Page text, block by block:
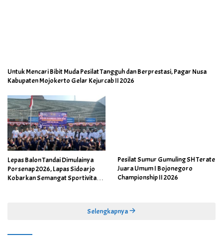
Untuk Mencari Bibit Muda Pesilat Tangguh dan Berprestasi, Pagar Nusa
Kabupaten Mojokerto Gelar Kejurcab II 2026
Lepas Balon Tandai Dimulainya
Porsenap 2026, Lapas Sidoarjo
Kobarkan Semangat Sportivitas
Pesilat Sumur Gumuling SH Terate
Juara Umum I Bojonegoro
Championship II 2026
Selengkapnya